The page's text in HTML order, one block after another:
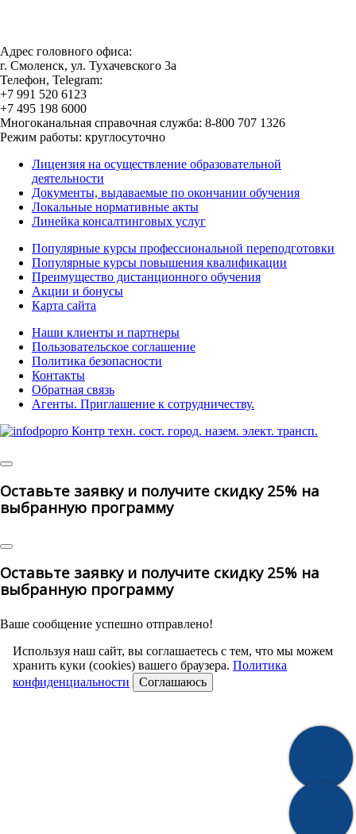
Адрес головного офиса:
г. Смоленск, ул. Тухачевского 3а
Телефон, Telegram:
+7 991 520 6123
+7 495 198 6000
Многоканальная справочная служба: 8-800 707 1326
Режим работы: круглосуточно
Лицензия на осуществление образовательной
деятельности
Документы, выдаваемые по окончании обучения
Локальные нормативные акты
Линейка консалтинговых услуг
Популярные курсы профессиональной переподготовки
Популярные курсы повышения квалификации
Преимущество дистанционного обучения
Акции и бонусы
Карта сайта
Наши клиенты и партнеры
Пользовательское соглашение
Политика безопасности
Контакты
Обратная связь
Агенты. Приглашение к сотрудничеству.
Оставьте заявку и получите скидку 25% на
выбранную программу
Оставьте заявку и получите скидку 25% на
выбранную программу
Ваше сообщение успешно отправлено!
Используя наш сайт, вы соглашаетесь с тем, что мы можем
хранить куки (cookies) вашего браузера. Политика
конфиденциальности
Соглашаюсь